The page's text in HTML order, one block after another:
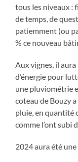
tous les niveaux :
de temps, de
patiemment (ou
% ce nouveau
Aux vignes, il
d’énergie pour
une pluviométrie
coteau de Bouzy a
pluie, en quantité
comme l’ont subi
2024 aura été une